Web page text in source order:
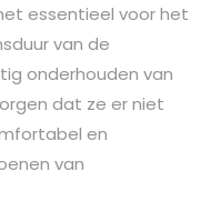
essentieel voor het
van de
onderhouden van
dat ze er niet
en
van